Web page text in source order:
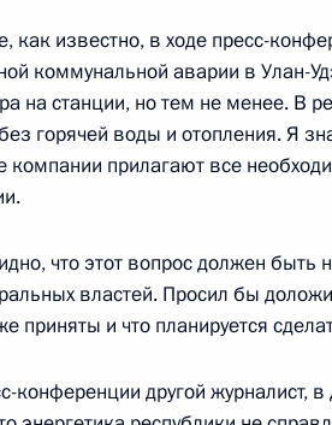
Правительства
15:45
международного форума
Международного форума
как известно, в ходе пресс-
коммунальной аварии в Улан-
на станции, но тем не менее. В
горячей воды и отопления. Я
компании прилагают все
что этот вопрос должен быть
властей. Просил бы
приняты и что планируется
конференции другой журналист,